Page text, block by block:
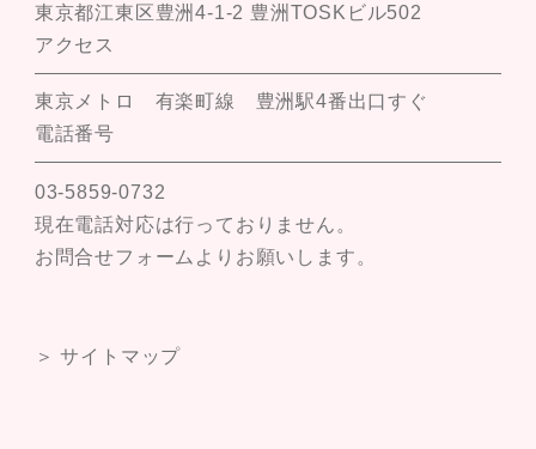
東京都江東区豊洲4-1-2 豊洲TOSKビル502
アクセス
東京メトロ 有楽町線 豊洲駅4番出口すぐ
電話番号
03-5859-0732
現在電話対応は行っておりません。
お問合せフォームよりお願いします。
＞ サイトマップ